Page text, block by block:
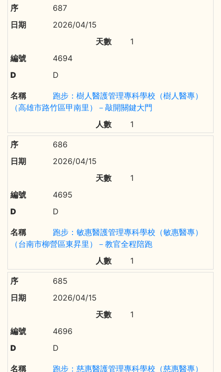
687
2026/04/15
1
4694
D
跑步：樹人醫護管理專科學校（樹人醫專）
（高雄市路竹區甲南里）－敲開關鍵大門
1
686
2026/04/15
1
4695
D
跑步：敏惠醫護管理專科學校（敏惠醫專）
（台南市柳營區東昇里）－教官全程陪跑
1
685
2026/04/15
1
4696
D
跑步：慈惠醫護管理專科學校（慈惠醫專）